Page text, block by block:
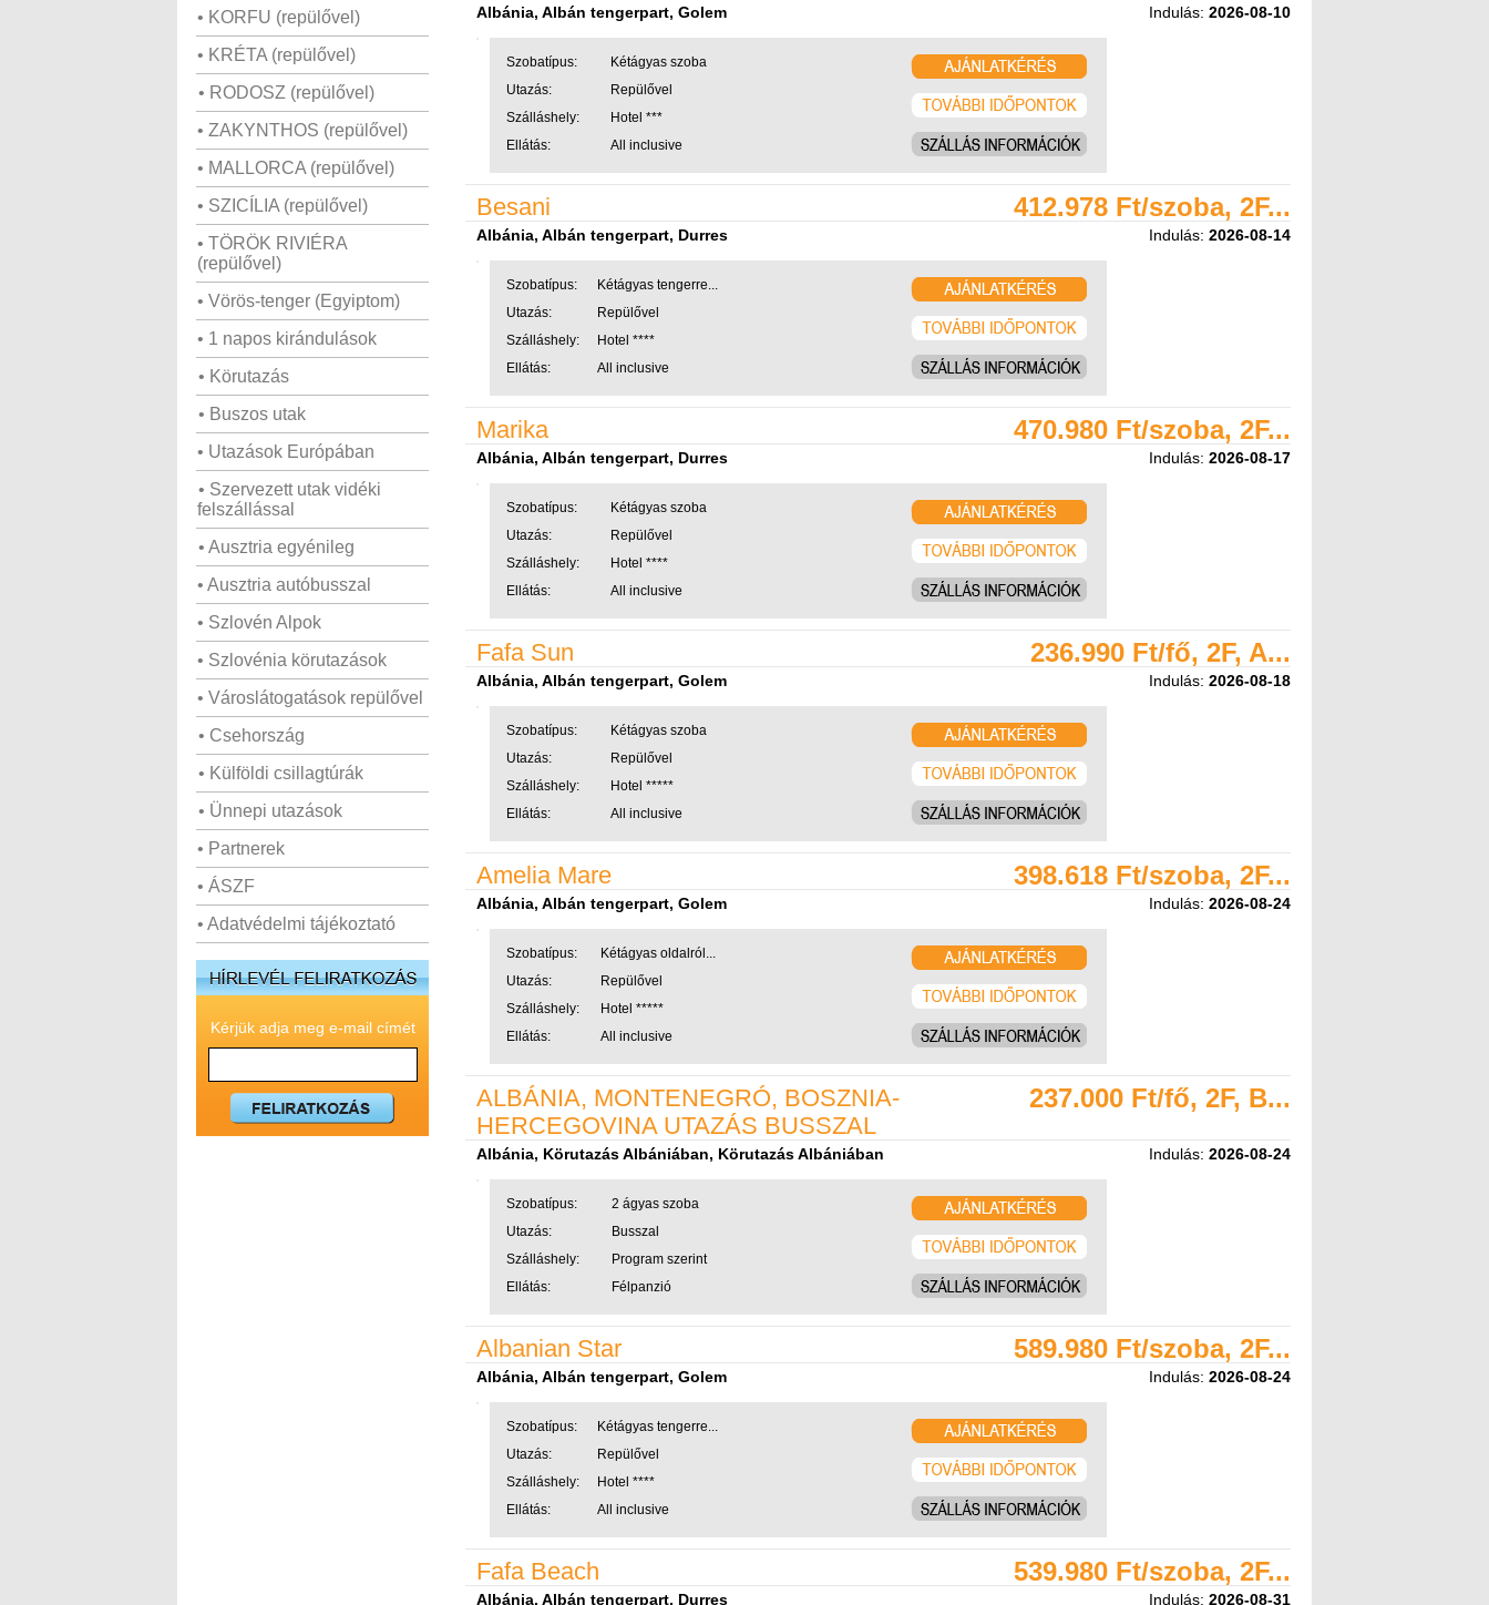
• KORFU (repülővel)
• KRÉTA (repülővel)
• RODOSZ (repülővel)
• ZAKYNTHOS (repülővel)
• MALLORCA (repülővel)
• SZICÍLIA (repülővel)
• TÖRÖK RIVIÉRA
(repülővel)
• Vörös-tenger (Egyiptom)
• 1 napos kirándulások
• Körutazás
• Buszos utak
• Utazások Európában
• Szervezett utak vidéki
felszállással
• Ausztria egyénileg
• Ausztria autóbusszal
• Szlovén Alpok
• Szlovénia körutazások
• Városlátogatások repülővel
• Csehország
• Külföldi csillagtúrák
• Ünnepi utazások
• Partnerek
• ÁSZF
• Adatvédelmi tájékoztató
Kérjük adja meg e-mail címét
Albánia, Albán tengerpart, Golem Indulás: 2026-08-10
Szobatípus:
Kétágyas szoba
Utazás:
Repülővel
Szálláshely:
Hotel ***
Ellátás:
All inclusive
Besani 412.978 Ft/szoba, 2F...
Albánia, Albán tengerpart, Durres Indulás: 2026-08-14
Szobatípus:
Kétágyas tengerre...
Utazás:
Repülővel
Szálláshely:
Hotel ****
Ellátás:
All inclusive
Marika 470.980 Ft/szoba, 2F...
Albánia, Albán tengerpart, Durres Indulás: 2026-08-17
Szobatípus:
Kétágyas szoba
Utazás:
Repülővel
Szálláshely:
Hotel ****
Ellátás:
All inclusive
Fafa Sun 236.990 Ft/fő, 2F, A...
Albánia, Albán tengerpart, Golem Indulás: 2026-08-18
Szobatípus:
Kétágyas szoba
Utazás:
Repülővel
Szálláshely:
Hotel *****
Ellátás:
All inclusive
Amelia Mare 398.618 Ft/szoba, 2F...
Albánia, Albán tengerpart, Golem Indulás: 2026-08-24
Szobatípus:
Kétágyas oldalról...
Utazás:
Repülővel
Szálláshely:
Hotel *****
Ellátás:
All inclusive
ALBÁNIA, MONTENEGRÓ, BOSZNIA-
HERCEGOVINA UTAZÁS BUSSZAL
237.000 Ft/fő, 2F, B...
Albánia, Körutazás Albániában, Körutazás Albániában Indulás: 2026-08-24
Szobatípus:
2 ágyas szoba
Utazás:
Busszal
Szálláshely:
Program szerint
Ellátás:
Félpanzió
Albanian Star 589.980 Ft/szoba, 2F...
Albánia, Albán tengerpart, Golem Indulás: 2026-08-24
Szobatípus:
Kétágyas tengerre...
Utazás:
Repülővel
Szálláshely:
Hotel ****
Ellátás:
All inclusive
Fafa Beach 539.980 Ft/szoba, 2F...
Albánia, Albán tengerpart, Durres Indulás: 2026-08-31